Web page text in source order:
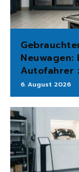
Autofahrer
6. August 2026